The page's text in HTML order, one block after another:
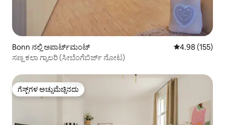
Bonn ನಲ್ಲಿ ಅಪಾರ್ಟ್‌ಮಂಟ್ 5 ರಲ್ಲಿ 4.98
4.98 (155)
ಸಣ್ಣ ಕಲಾ ಗ್ಯಾಲರಿ (ಸೀಬೆಂಗೆಬಿರ್ಜ್ ನೋಟ)
ಗೆಸ್ಟ್‌ಗಳ ಅಚ್ಚುಮೆಚ್ಚಿನದು
ಗೆಸ್ಟ್‌ಗಳ ಅಚ್ಚುಮೆಚ್ಚಿನದು